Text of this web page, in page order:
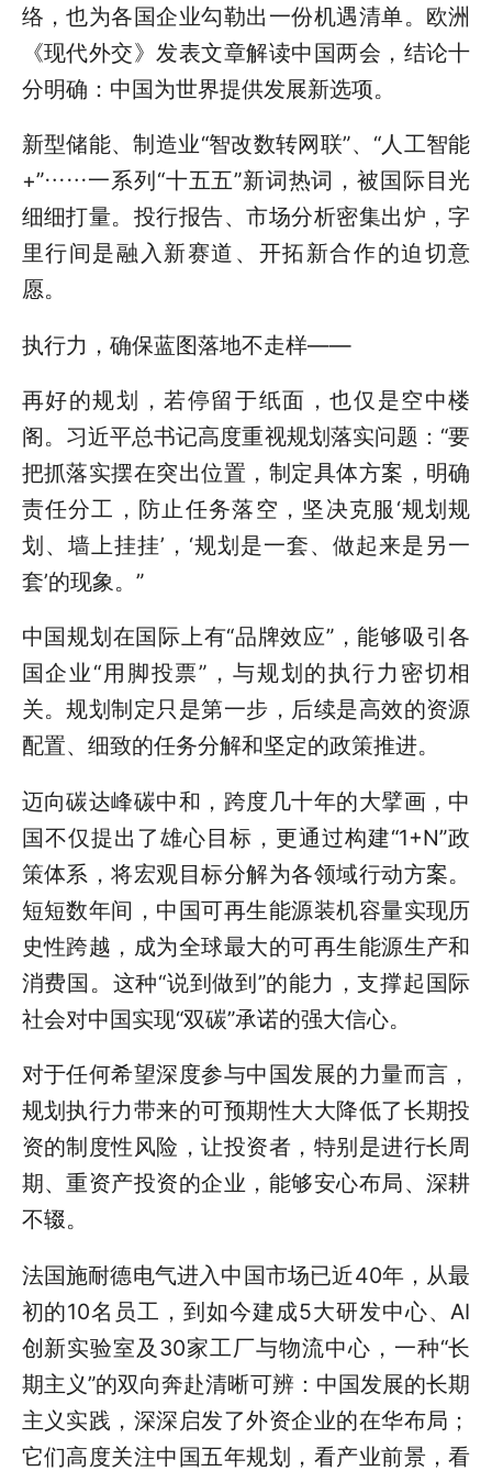
络，也为各国企业勾勒出一份机遇清单。欧洲
《现代外交》发表文章解读中国两会，结论十
分明确：中国为世界提供发展新选项。
新型储能、制造业“智改数转网联”、“人工智能
+”……一系列“十五五”新词热词，被国际目光
细细打量。投行报告、市场分析密集出炉，字
里行间是融入新赛道、开拓新合作的迫切意
愿。
执行力，确保蓝图落地不走样——
再好的规划，若停留于纸面，也仅是空中楼
阁。习近平总书记高度重视规划落实问题：“要
把抓落实摆在突出位置，制定具体方案，明确
责任分工，防止任务落空，坚决克服‘规划规
划、墙上挂挂’，‘规划是一套、做起来是另一
套’的现象。”
中国规划在国际上有“品牌效应”，能够吸引各
国企业“用脚投票”，与规划的执行力密切相
关。规划制定只是第一步，后续是高效的资源
配置、细致的任务分解和坚定的政策推进。
迈向碳达峰碳中和，跨度几十年的大擘画，中
国不仅提出了雄心目标，更通过构建“1+N”政
策体系，将宏观目标分解为各领域行动方案。
短短数年间，中国可再生能源装机容量实现历
史性跨越，成为全球最大的可再生能源生产和
消费国。这种“说到做到”的能力，支撑起国际
社会对中国实现“双碳”承诺的强大信心。
对于任何希望深度参与中国发展的力量而言，
规划执行力带来的可预期性大大降低了长期投
资的制度性风险，让投资者，特别是进行长周
期、重资产投资的企业，能够安心布局、深耕
不辍。
法国施耐德电气进入中国市场已近40年，从最
初的10名员工，到如今建成5大研发中心、AI
创新实验室及30家工厂与物流中心，一种“长
期主义”的双向奔赴清晰可辨：中国发展的长期
主义实践，深深启发了外资企业的在华布局；
它们高度关注中国五年规划，看产业前景，看